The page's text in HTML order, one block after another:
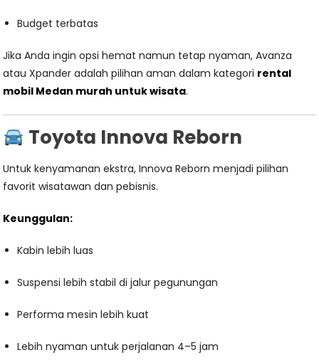
Budget terbatas
Jika Anda ingin opsi hemat namun tetap nyaman, Avanza
atau Xpander adalah pilihan aman dalam kategori rental
mobil Medan murah untuk wisata.
Toyota Innova Reborn
Untuk kenyamanan ekstra, Innova Reborn menjadi pilihan
favorit wisatawan dan pebisnis.
Keunggulan:
Kabin lebih luas
Suspensi lebih stabil di jalur pegunungan
Performa mesin lebih kuat
Lebih nyaman untuk perjalanan 4–5 jam